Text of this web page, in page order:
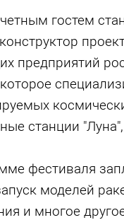
гостем
предприятий
станции
фестиваля
моделей
и многое